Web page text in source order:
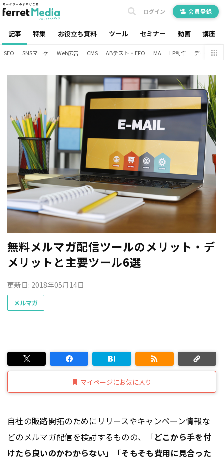
記事 特集 お役立ち資料 ツール セミナー 動画 講座
ログイン 会員登録
SEO SNSマーケ Web広告 CMS ABテスト・EFO MA LP制作 データ分析
無料メルマガ配信ツールのメリット・デ
メリットと主要ツール6選
更新日: 2018年05月14日
メルマガ
マイページにお気に入り
自社の販路開拓のためにリリースやキャンペーン情報な
どのメルマガ配信を検討するものの、「どこから手を付
けたら良いのかわからない」「そもそも費用に見合った